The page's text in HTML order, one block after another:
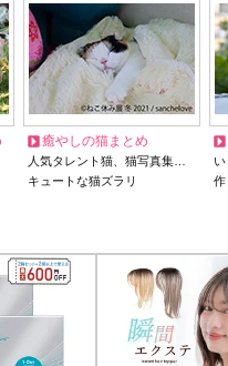
癒やしの猫まとめ
人気タレント猫、猫写真集…
キュートな猫ズラリ
作